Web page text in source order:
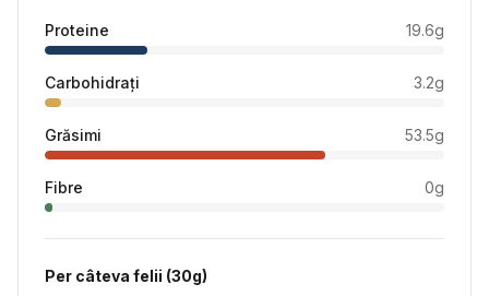
Proteine 19.6g
Carbohidrați 3.2g
Grăsimi 53.5g
Fibre 0g
Per câteva felii (30g)